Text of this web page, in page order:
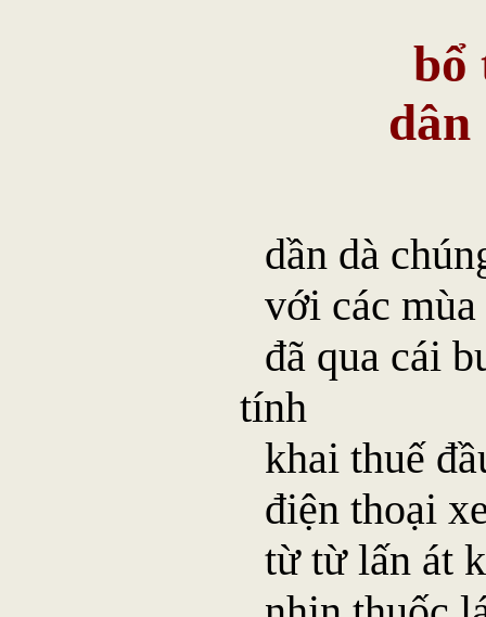
bổ
dân
dần dà
với các
đã qua cái
tính
khai thuế
điện thoại
từ từ lấn át